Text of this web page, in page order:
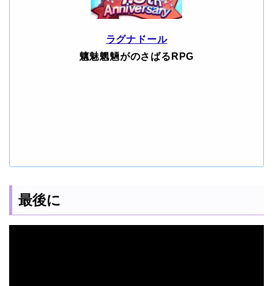
ラグナドール
魑魅魍魎がのさばるRPG
最後に